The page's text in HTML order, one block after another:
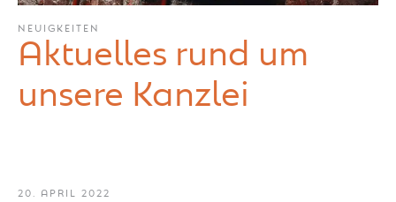
NEUIGKEITEN
Aktuelles rund um
unsere Kanzlei
20. APRIL 2022